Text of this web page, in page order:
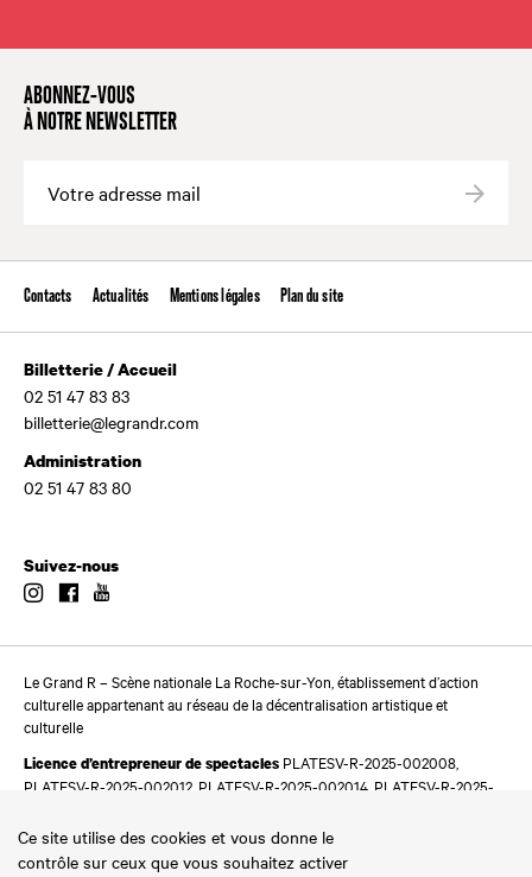
ABONNEZ-VOUS
À NOTRE NEWSLETTER
Contacts Actualités Mentions légales Plan du site
Billetterie / Accueil
02 51 47 83 83
billetterie@legrandr.com
Administration
02 51 47 83 80
Suivez-nous
InstagramFacebook
Le Grand R – Scène nationale La Roche-sur-Yon, établissement d’action
culturelle appartenant au réseau de la décentralisation artistique et
culturelle
Licence d’entrepreneur de spectacles PLATESV-R-2025-002008,
PLATESV-R-2025-002012, PLATESV-R-2025-002014, PLATESV-R-2025-
Ce site utilise des cookies et vous donne le
contrôle sur ceux que vous souhaitez activer